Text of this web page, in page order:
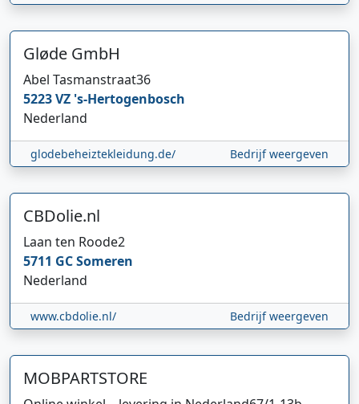
Gløde GmbH
Abel Tasmanstraat36
5223 VZ 's-Hertogenbosch
Nederland
glodebeheiztekleidung.de/ Bedrijf weergeven
CBDolie.nl
Laan ten Roode2
5711 GCSomeren
Nederland
www.cbdolie.nl/ Bedrijf weergeven
MOBPARTSTORE